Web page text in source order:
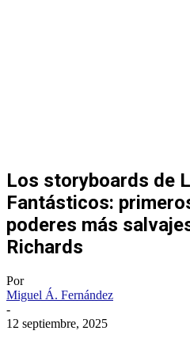
Los storyboards de
Fantásticos:
poderes más
Richards
Por
Miguel Á. Fernández
-
12 septiembre, 2025